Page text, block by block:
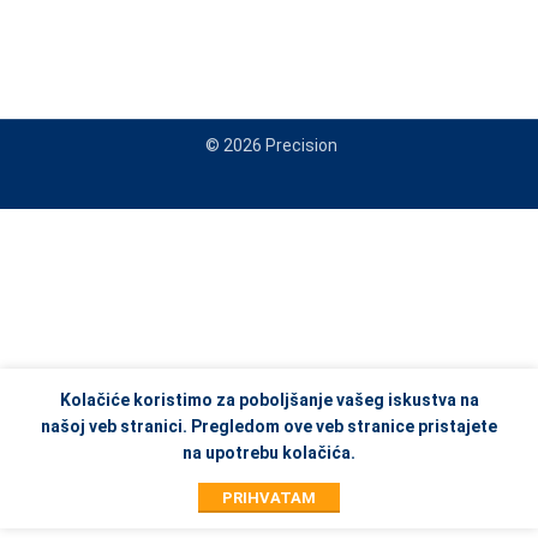
© 2026 Precision
Kolačiće koristimo za poboljšanje vašeg iskustva na
našoj veb stranici. Pregledom ove veb stranice pristajete
na upotrebu kolačića.
PRIHVATAM